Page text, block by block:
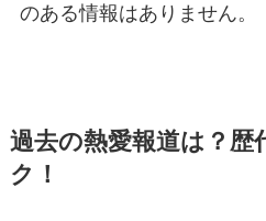
のある情報はありません。
過去の熱愛報道は？歴
ク！